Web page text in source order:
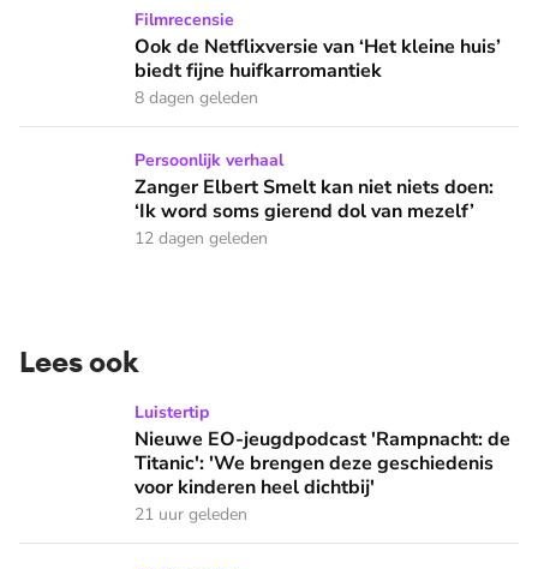
Ook de Netflixversie van ‘Het kleine huis’ biedt fijne
Filmrecensie
Ook de Netflixversie van ‘Het kleine huis’
biedt fijne huifkarromantiek
8 dagen geleden
Zanger Elbert Smelt kan niet niets doen: ‘Ik word soms
Persoonlijk verhaal
Zanger Elbert Smelt kan niet niets doen:
‘Ik word soms gierend dol van mezelf’
12 dagen geleden
Lees ook
Nieuwe EO-jeugdpodcast 'Rampnacht: de Titanic': 'We
Luistertip
Nieuwe EO-jeugdpodcast 'Rampnacht: de
Titanic': 'We brengen deze geschiedenis
voor kinderen heel dichtbij'
21 uur geleden